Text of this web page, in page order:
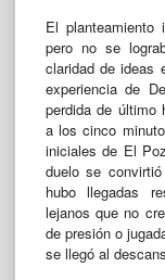
El
pero no se
claridad de ideas
experiencia de
perdida de último
a los cinco
iniciales de El
duelo se
hubo llegadas
lejanos que no
de presión o
se llegó al